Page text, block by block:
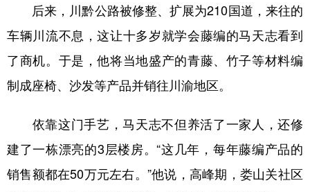
多语种频道
English Español Français عربى
Русский язык 日本語 한국어
Deutsch Português
后来，川黔公路被修整、扩展为210国道，来往的
车辆川流不息，这让十多岁就学会藤编的马天志看到
了商机。于是，他将当地盛产的青藤、竹子等材料编
制成座椅、沙发等产品并销往川渝地区。
依靠这门手艺，马天志不但养活了一家人，还修
建了一栋漂亮的3层楼房。“这几年，每年藤编产品的
销售额都在50万元左右。”他说，高峰期，娄山关社区